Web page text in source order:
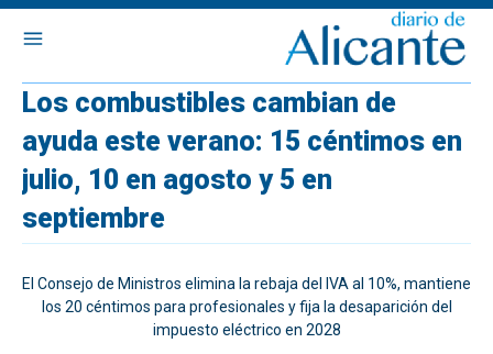
Los combustibles cambian de
ayuda este verano: 15 céntimos en
julio, 10 en agosto y 5 en
septiembre
El Consejo de Ministros elimina la rebaja del IVA al 10%, mantiene
los 20 céntimos para profesionales y fija la desaparición del
impuesto eléctrico en 2028